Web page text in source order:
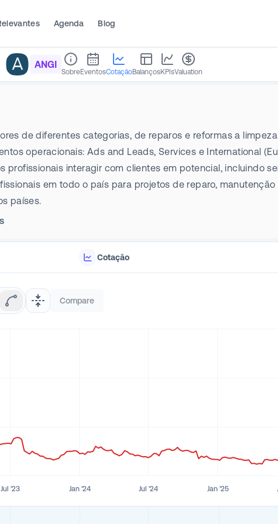
Agenda Blog
ANGI
SobreEventosCotaçãoBalançosKPIsValuation
de diferentes categorias, de reparos e reformas a
operacionais: Ads and Leads, Services e International
interagir com clientes em potencial, incluindo
em todo o país para projetos de reparo,
países.
Cotação
Compare
Jul '23 Jan '24 Jul '24 Jan '25